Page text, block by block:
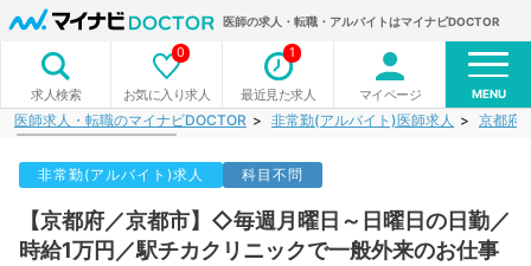
医師の求人・転職・アルバイトはマイナビDOCTOR
求人検索 お気に入り求人
0
最近見た求人
1
マイページ MENU
医師求人・転職のマイナビDOCTOR 非常勤(アルバイト)医師求人 京都府
非常勤(アルバイト)求人 科目不問
【京都府／京都市】◇毎週月曜日～日曜日の日勤／
時給1万円／駅チカクリニックで一般外来のお仕事